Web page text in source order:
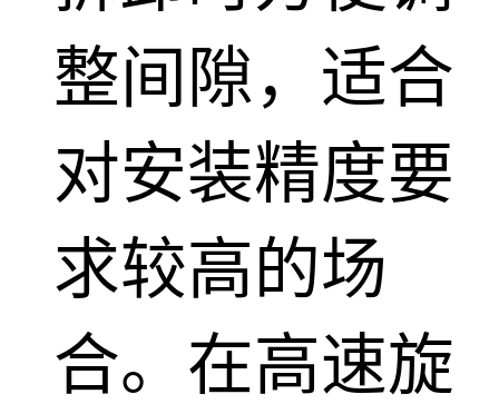
整间隙，适合
对安装精度要
求较高的场
合。在高速旋